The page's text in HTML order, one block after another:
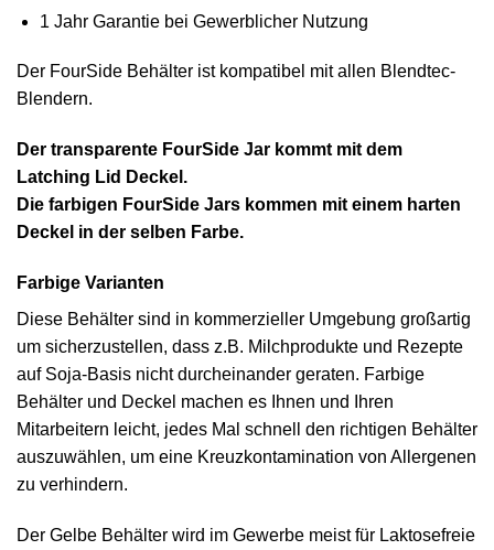
1 Jahr Garantie bei Gewerblicher Nutzung
Der FourSide Behälter ist kompatibel mit allen Blendtec-
Blendern.
Der transparente FourSide Jar kommt mit dem
Latching Lid Deckel.
Die farbigen FourSide Jars kommen mit einem harten
Deckel in der selben Farbe.
Farbige Varianten
Diese Behälter sind in kommerzieller Umgebung großartig
um sicherzustellen, dass z.B. Milchprodukte und Rezepte
auf Soja-Basis nicht durcheinander geraten. Farbige
Behälter und Deckel machen es Ihnen und Ihren
Mitarbeitern leicht, jedes Mal schnell den richtigen Behälter
auszuwählen, um eine Kreuzkontamination von Allergenen
zu verhindern.
Der Gelbe Behälter wird im Gewerbe meist für Laktosefreie